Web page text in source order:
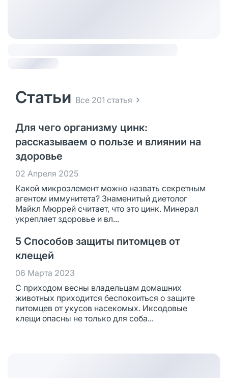
Статьи Все 201 статья
Для чего организму цинк:
рассказываем о пользе и влиянии на
здоровье
02 Апреля 2025
Какой микроэлемент можно назвать секретным
агентом иммунитета? Знаменитый диетолог
Майкл Мюррей считает, что это цинк. Минерал
укрепляет здоровье и вл...
5 Способов защиты питомцев от
клещей
06 Марта 2023
С приходом весны владельцам домашних
животных приходится беспокоиться о защите
питомцев от укусов насекомых. Иксодовые
клещи опасны не только для соба...